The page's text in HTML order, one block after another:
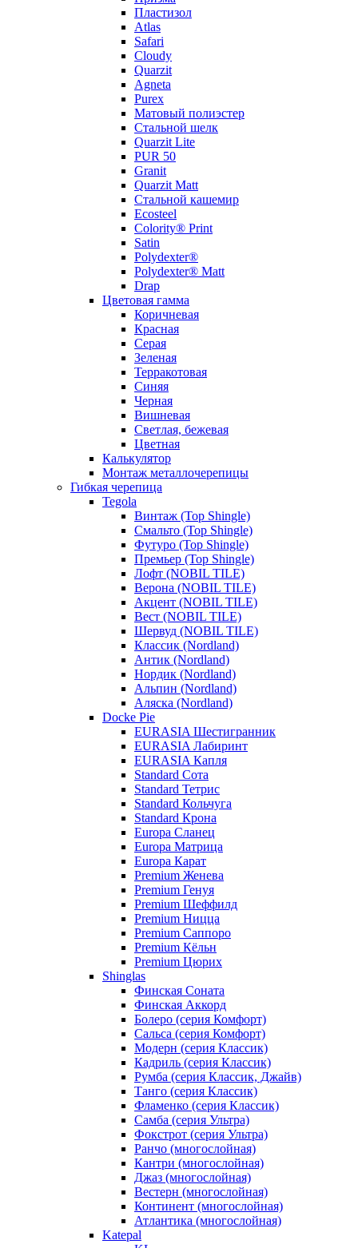
Пластизол
Atlas
Safari
Cloudy
Quarzit
Agneta
Purex
Матовый полиэстер
Стальной шелк
Quarzit Lite
PUR 50
Granit
Quarzit Matt
Стальной кашемир
Ecosteel
Colority® Print
Satin
Polydexter®
Polydexter® Matt
Drap
Цветовая гамма
Коричневая
Красная
Серая
Зеленая
Терракотовая
Синяя
Черная
Вишневая
Светлая, бежевая
Цветная
Калькулятор
Монтаж металлочерепицы
Гибкая черепица
Tegola
Винтаж (Top Shingle)
Смальто (Top Shingle)
Футуро (Top Shingle)
Премьер (Top Shingle)
Лофт (NOBIL TILE)
Верона (NOBIL TILE)
Акцент (NOBIL TILE)
Вест (NOBIL TILE)
Шервуд (NOBIL TILE)
Классик (Nordland)
Антик (Nordland)
Нордик (Nordland)
Альпин (Nordland)
Аляска (Nordland)
Docke Pie
EURASIA Шестигранник
EURASIA Лабиринт
EURASIA Капля
Standard Сота
Standard Тетрис
Standard Кольчуга
Standard Крона
Europa Сланец
Europa Матрица
Europa Карат
Premium Женева
Premium Генуя
Premium Шеффилд
Premium Ницца
Premium Саппоро
Premium Кёльн
Premium Цюрих
Shinglas
Финская Соната
Финская Аккорд
Болеро (серия Комфорт)
Сальса (серия Комфорт)
Модерн (серия Классик)
Кадриль (серия Классик)
Румба (серия Классик, Джайв)
Танго (серия Классик)
Фламенко (серия Классик)
Самба (серия Ультра)
Фокстрот (серия Ультра)
Ранчо (многослойная)
Кантри (многослойная)
Джаз (многослойная)
Вестерн (многослойная)
Континент (многослойная)
Атлантика (многослойная)
Katepal